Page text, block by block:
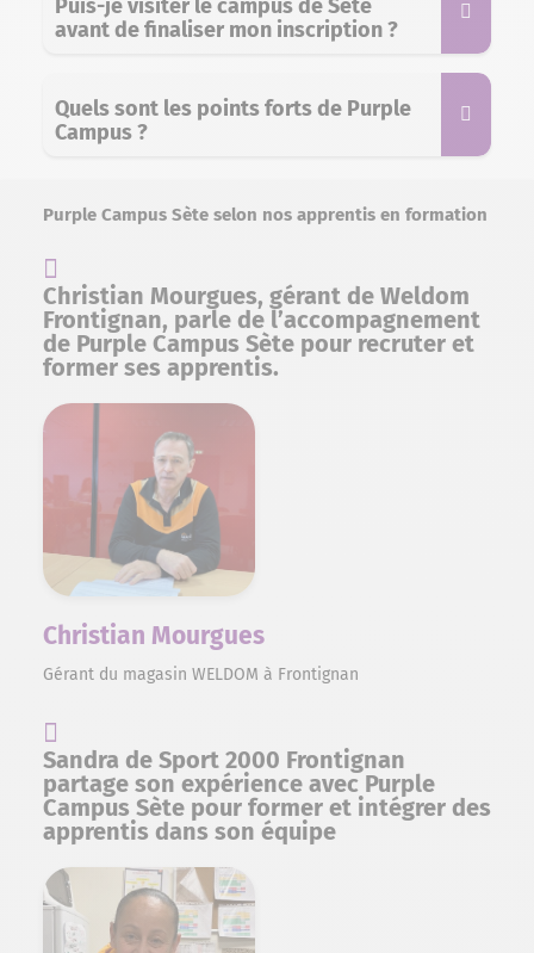
Puis-je visiter le campus de Sète
avant de finaliser mon inscription ?
Quels sont les points forts de Purple
Campus ?
Purple Campus Sète selon nos apprentis en formation
Christian Mourgues, gérant de Weldom
Frontignan, parle de l’accompagnement
de Purple Campus Sète pour recruter et
former ses apprentis.
Christian Mourgues
Gérant du magasin WELDOM à Frontignan
Sandra de Sport 2000 Frontignan
partage son expérience avec Purple
Campus Sète pour former et intégrer des
apprentis dans son équipe